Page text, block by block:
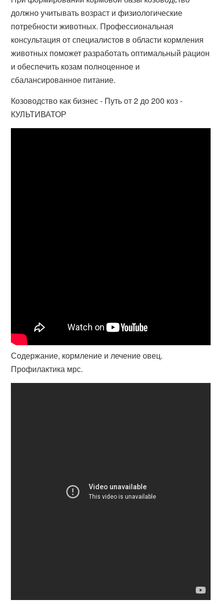
должно учитывать возраст и физиологические
потребности животных. Профессиональная
консультация от специалистов в области кормления
животных поможет разработать оптимальный рацион
и обеспечить козам полноценное и
сбалансированное питание.
Козоводство как бизнес - Путь от 2 до 200 коз -
КУЛЬТИВАТОР
Содержание, кормление и лечение овец.
Профилактика мрс.